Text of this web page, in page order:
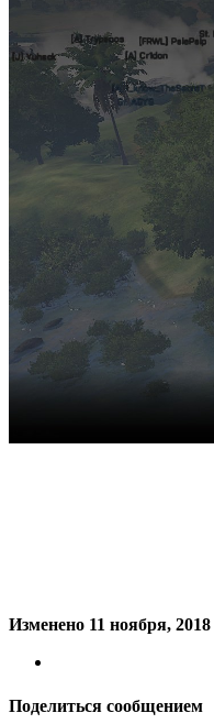
Изменено 11 ноября, 2018
Поделиться сообщением